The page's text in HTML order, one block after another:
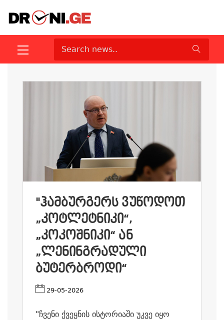
"ᲰᲐᲛᲑᲣᲠᲒᲔᲠᲡ ᲕᲣᲬᲝᲓᲝᲗ
„ᲙᲝᲢᲚᲔᲢᲜᲘᲙᲘ“,
„ᲙᲝᲙᲝᲨᲜᲘᲙᲘ“ ᲐᲜ
„ᲚᲔᲜᲘᲜᲒᲠᲐᲓᲣᲚᲘ
ᲑᲣᲢᲔᲠᲑᲠᲝᲓᲘ“
29-05-2026
"ჩვენი ქვეყნის ისტორიაში უკვე იყო